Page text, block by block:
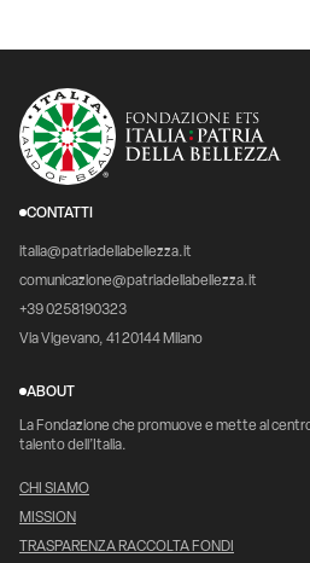
CONTATTI
italia@patriadellabellezza.it
comunicazione@patriadellabellezza.it
+39 0258190323
Via Vigevano, 41 20144 Milano
ABOUT
La Fondazione che promuove e mette al
talento dell’Italia.
CHI SIAMO
MISSION
TRASPARENZA RACCOLTA FONDI